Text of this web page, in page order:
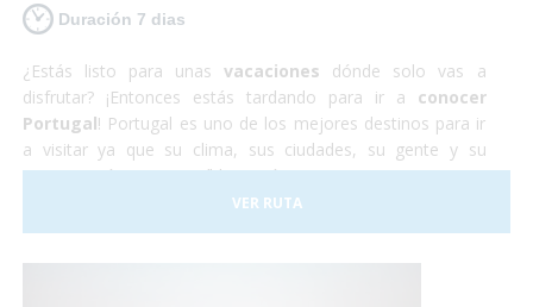
Duración 7 dias
¿Estás listo para unasvacaciones dónde solo vas a
disfrutar? ¡Entonces estás tardando para ir a conocer
Portugal! Portugal es uno de los mejores destinos para ir
a visitar ya que su clima, sus ciudades, su gente y su
gastronomía son increíbles. Así que te proponemos una
viaje para que lo puedas descubrir en su totalidad sobre
tusilla de ruedassin problema alguno. ¡No lo dudes más
VER RUTA